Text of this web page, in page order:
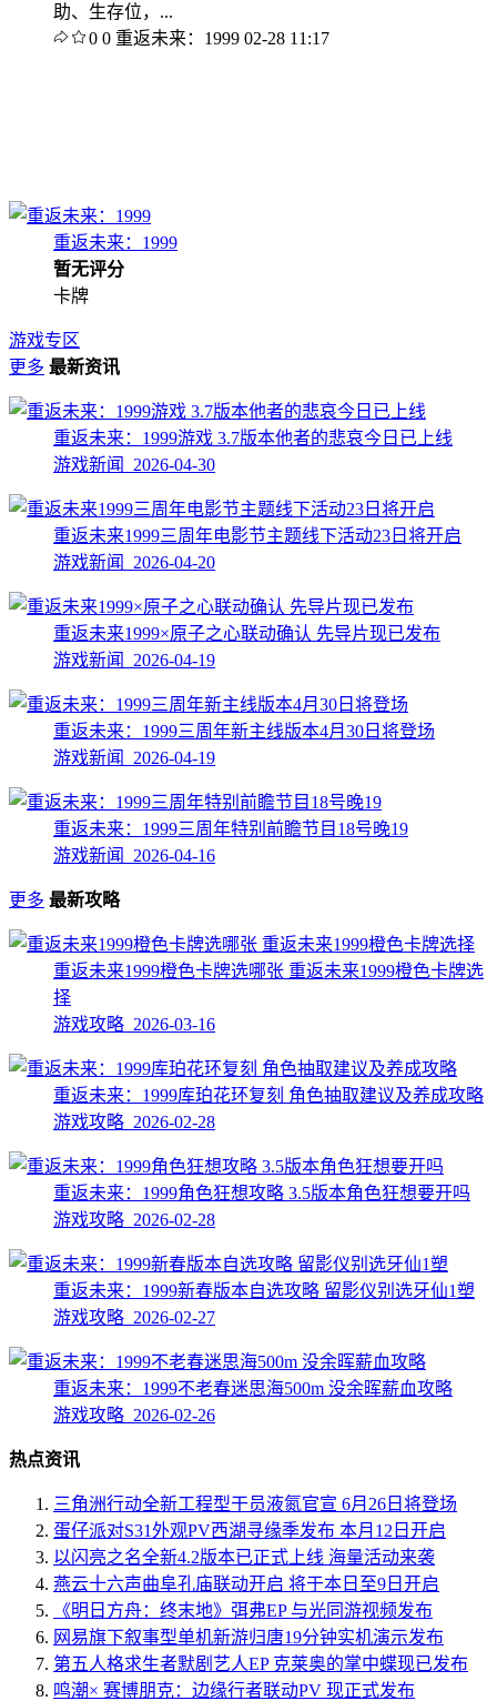
助、生存位，...
0 0 重返未来：1999 02-28 11:17
重返未来：1999
暂无评分
卡牌
游戏专区
更多 最新资讯
重返未来：1999游戏 3.7版本他者的悲哀今日已上线
游戏新闻 2026-04-30
重返未来1999三周年电影节主题线下活动23日将开启
游戏新闻 2026-04-20
重返未来1999×原子之心联动确认 先导片现已发布
游戏新闻 2026-04-19
重返未来：1999三周年新主线版本4月30日将登场
游戏新闻 2026-04-19
重返未来：1999三周年特别前瞻节目18号晚19
游戏新闻 2026-04-16
更多 最新攻略
重返未来1999橙色卡牌选哪张 重返未来1999橙色卡牌选
择
游戏攻略 2026-03-16
重返未来：1999库珀花环复刻 角色抽取建议及养成攻略
游戏攻略 2026-02-28
重返未来：1999角色狂想攻略 3.5版本角色狂想要开吗
游戏攻略 2026-02-28
重返未来：1999新春版本自选攻略 留影仪别选牙仙1塑
游戏攻略 2026-02-27
重返未来：1999不老春迷思海500m 没余晖薪血攻略
游戏攻略 2026-02-26
热点资讯
三角洲行动全新工程型干员液氮官宣 6月26日将登场
蛋仔派对S31外观PV西湖寻缘季发布 本月12日开启
以闪亮之名全新4.2版本已正式上线 海量活动来袭
燕云十六声曲阜孔庙联动开启 将于本日至9日开启
《明日方舟：终末地》弭弗EP 与光同游视频发布
网易旗下叙事型单机新游归唐19分钟实机演示发布
第五人格求生者默剧艺人EP 克莱奥的掌中蝶现已发布
鸣潮× 赛博朋克：边缘行者联动PV 现正式发布